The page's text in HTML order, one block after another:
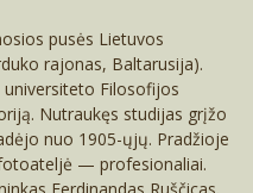
pusės Lietuvos
rajonas, Baltarusija).
uni­versiteto Filosofijos
Nutraukęs studijas grįžo
nuo 1905-ųjų. Pradžioje
— profesionaliai.
Ferdinandas Ruščicas.